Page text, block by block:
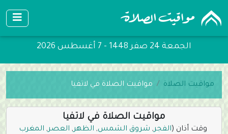
الجمعة 24 صفر 1448 - 7 أغسطس 2026
مواقيت الصلاة مواقيت الصلاة في لاتفيا
مواقيت الصلاة في لاتفيا
وقت أذان (الفجر, شروق الشمس, الظهر, العصر, المغرب